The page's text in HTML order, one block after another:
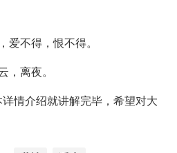
不得，恨不得。
离夜。
情介绍就讲解完毕，希望对大